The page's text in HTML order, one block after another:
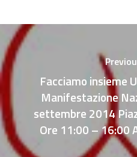
Facciamo insieme
Manifestazione
settembre 2014
Ore 11:00 – 16:00